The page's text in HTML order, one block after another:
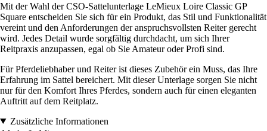
Mit der Wahl der CSO-Sattelunterlage LeMieux Loire Classic GP
Square entscheiden Sie sich für ein Produkt, das Stil und Funktionalität
vereint und den Anforderungen der anspruchsvollsten Reiter gerecht
wird. Jedes Detail wurde sorgfältig durchdacht, um sich Ihrer
Reitpraxis anzupassen, egal ob Sie Amateur oder Profi sind.
Für Pferdeliebhaber und Reiter ist dieses Zubehör ein Muss, das Ihre
Erfahrung im Sattel bereichert. Mit dieser Unterlage sorgen Sie nicht
nur für den Komfort Ihres Pferdes, sondern auch für einen eleganten
Auftritt auf dem Reitplatz.
Zusätzliche Informationen